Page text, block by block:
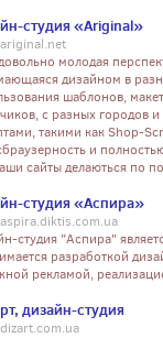
студия «Ariginal»
молодая
дизайном в
шаблонов,
с разных городов
такими как Shop-
и
сайты делаються по
студия «Аспира»
студия "Аспира"
разработкой
рекламой,
дизайн-студия